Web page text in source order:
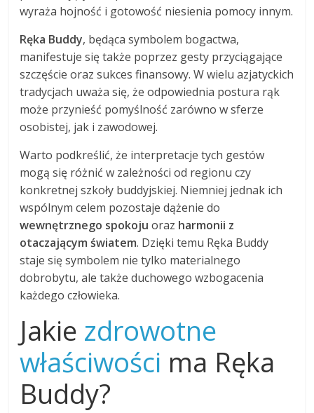
wyraża hojność i gotowość niesienia pomocy innym.
Ręka Buddy, będąca symbolem bogactwa,
manifestuje się także poprzez gesty przyciągające
szczęście oraz sukces finansowy. W wielu azjatyckich
tradycjach uważa się, że odpowiednia postura rąk
może przynieść pomyślność zarówno w sferze
osobistej, jak i zawodowej.
Warto podkreślić, że interpretacje tych gestów
mogą się różnić w zależności od regionu czy
konkretnej szkoły buddyjskiej. Niemniej jednak ich
wspólnym celem pozostaje dążenie do
wewnętrznego spokoju oraz harmonii z
otaczającym światem. Dzięki temu Ręka Buddy
staje się symbolem nie tylko materialnego
dobrobytu, ale także duchowego wzbogacenia
każdego człowieka.
Jakie zdrowotne
właściwości ma Ręka
Buddy?